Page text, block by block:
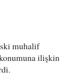
muhalif
ilişkin